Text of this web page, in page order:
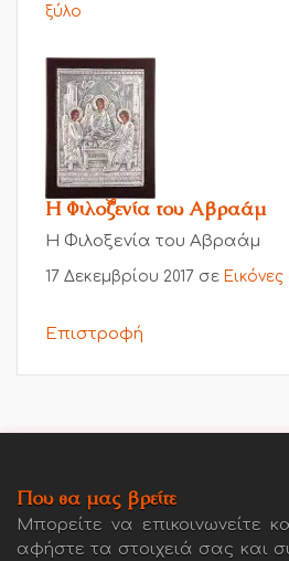
ξύλο
Η Φιλοξενία του Αβραάμ
Η Φιλοξενία του Αβραάμ
17 Δεκεμβρίου 2017 σε
Επιστροφή
Που θα μας βρείτε
Μπορείτε να επικοινωνείτε
αφήστε τα στοιχειά σας και